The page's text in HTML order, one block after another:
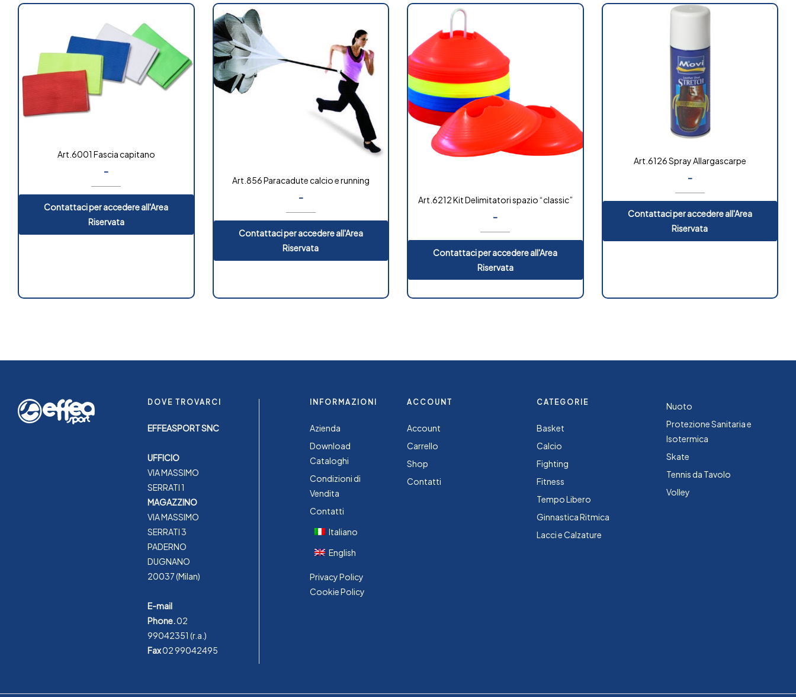
Art.6001 Fascia capitano
-
Contattaci per accedere all'Area
Riservata
Art.856 Paracadute calcio e running
-
Contattaci per accedere all'Area
Riservata
Art.6212 Kit Delimitatori spazio “classic”
-
Contattaci per accedere all'Area
Riservata
Art.6126 Spray Allargascarpe
-
Contattaci per accedere all'Area
Riservata
DOVE TROVARCI
EFFEASPORT SNC
UFFICIO
VIA MASSIMO
SERRATI 1
MAGAZZINO
VIA MASSIMO
SERRATI 3
PADERNO
DUGNANO
20037 (Milan)
E-mail
Phone. 02
99042351 (r.a.)
Fax02 99042495
INFORMAZIONI
Azienda
Download
Cataloghi
Condizioni di
Vendita
Contatti
Italiano
English
Privacy Policy
Cookie Policy
ACCOUNT
Account
Carrello
Shop
Contatti
CATEGORIE
Basket
Calcio
Fighting
Fitness
Tempo Libero
Ginnastica Ritmica
Lacci e Calzature
Nuoto
Protezione Sanitaria e
Isotermica
Skate
Tennis da Tavolo
Volley